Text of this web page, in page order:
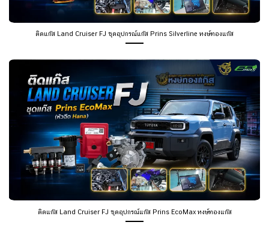
ติดแก๊ส Land Cruiser FJ ชุดอุปกรณ์แก๊ส Prins Silverline หงษ์ทองแก๊ส
ติดแก๊ส Land Cruiser FJ ชุดอุปกรณ์แก๊ส Prins EcoMax หงษ์ทองแก๊ส